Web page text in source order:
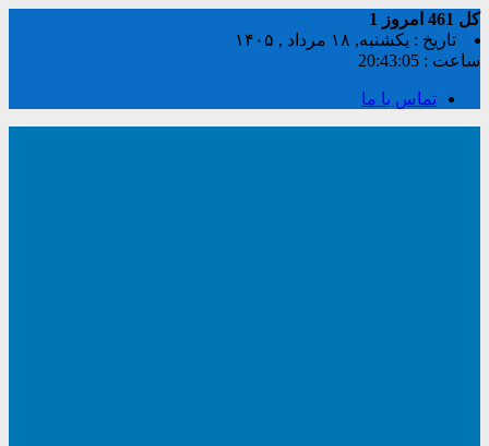
کل امروز
1
تاریخ : یکشنبه, ۱۸ مرداد , ۱۴۰۵
ساعت : 20:43:06
تماس با ما